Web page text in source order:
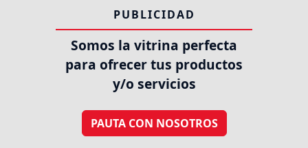
PUBLICIDAD
Somos la vitrina perfecta
para ofrecer tus productos
y/o servicios
PAUTA CON NOSOTROS